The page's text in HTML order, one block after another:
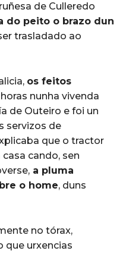
de Culleredo
do peito o brazo dun
trasladado ao
os feitos
horas nunha vivenda
de Outeiro e foi un
servizos de
que o tractor
cando, sen
a pluma
o home, duns
no tórax,
que urxencias